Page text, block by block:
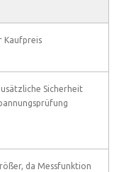
Kaufpreis
Sicherheit
da Messfunktion